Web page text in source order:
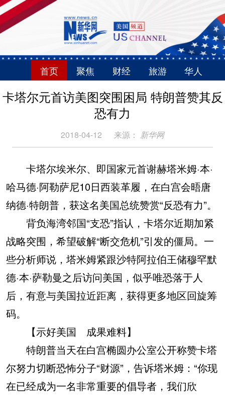
首页 聚焦 财经 旅游 华人
卡塔尔元首访美图突围困局 特朗普赞其反
恐有力
2018-04-12 来源： 新华网
卡塔尔埃米尔、即国家元首谢赫塔米姆·本·
哈马德·阿勒萨尼10日西装革履，在白宫会晤唐
纳德·特朗普，获这名美国总统赞赏“反恐有力”。
背负海湾邻国“支恐”指认，卡塔尔近期加紧
战略突围，希望破解“断交危机”引发的僵局。一
些分析师说，塔米姆紧跟沙特阿拉伯王储穆罕默
德·本·萨勒曼之后访问美国，似乎唯恐落于人
后，有意与美国拉近距离，获得更多地区回旋筹
码。
【示好美国 成果难料】
特朗普当天在白宫椭圆办公室公开称赞卡塔
尔努力切断恐怖分子“财源”，告诉塔米姆：“你现
在已经成为一名非常重要的倡导者，我们欣